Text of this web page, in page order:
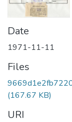
Date
1971-11-11
Files
(167.67 KB)
URI